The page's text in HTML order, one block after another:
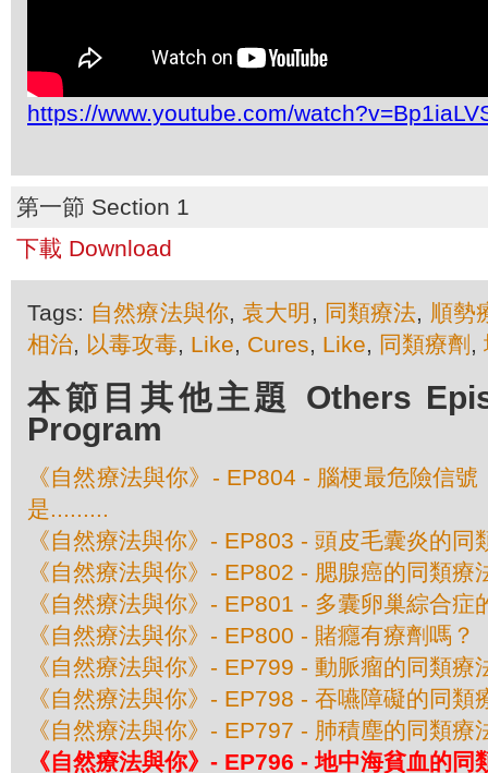
https://www.youtube.com/
第一節 Section 1
下載 Download
Tags: 自然療法與你,袁大明 , 同類療法, 順勢
相治, 以毒攻毒, Like, Cures, Like, 同類療劑 ,
本節目其他主題 Others
Program
《自然療法與你》- EP804 - 腦梗最危險信
是.........
《自然療法與你》- EP803 - 頭皮毛囊炎的同
《自然療法與你》- EP802 - 腮腺癌的同類療
《自然療法與你》- EP801 - 多囊卵巢綜合症
《自然療法與你》- EP800 - 賭癮有療劑嗎？
《自然療法與你》- EP799 - 動脈瘤的同類療
《自然療法與你》- EP798 - 吞嚥障礙的同類
《自然療法與你》- EP797 - 肺積塵的同類療
《自然療法與你》- EP796 - 地中海貧血的同